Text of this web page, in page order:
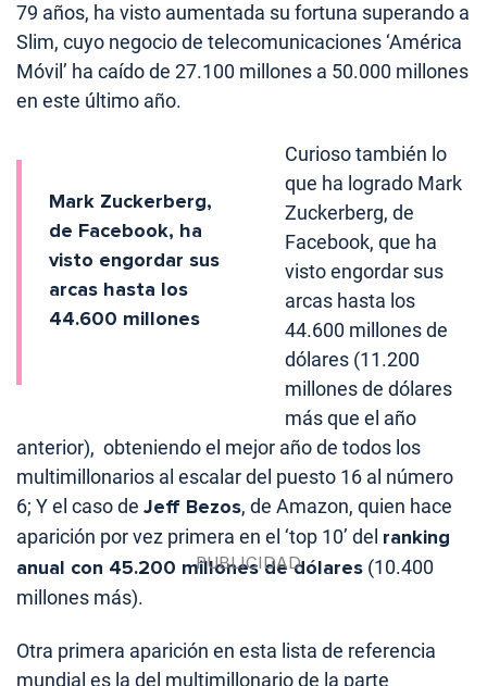
79 años, ha visto aumentada su fortuna superando a
Slim, cuyo negocio de telecomunicaciones ‘América
Móvil’ ha caído de 27.100 millones a 50.000 millones
en este último año.
Mark Zuckerberg,
de Facebook, ha
visto engordar sus
arcas hasta los
44.600 millones
Curioso también lo
que ha logrado Mark
Zuckerberg, de
Facebook, que ha
visto engordar sus
arcas hasta los
44.600 millones de
dólares (11.200
millones de dólares
más que el año
anterior), obteniendo el mejor año de todos los
multimillonarios al escalar del puesto 16 al número
6; Y el caso de Jeff Bezos, de Amazon, quien hace
aparición por vez primera en el ‘top 10’ del ranking
anual con 45.200 millones de dólares (10.400
millones más).
Otra primera aparición en esta lista de referencia
mundial es la del multimillonario de la parte